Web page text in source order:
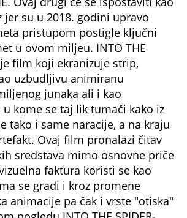
jer su u 2018. godini upravo
pristupom postigle ključni
u ovom miljeu. INTO THE
je film koji ekranizuje strip,
uzbudljivu animiranu
junaka ali i kao
u kome se taj lik tumači kako iz
tako i same naracije, a na kraju
Ovaj film pronalazi čitav
sredstava mimo osnovne priče
faktura koristi se kao
se gradi i kroz promene
animacije pa čak i vrste "otiska"